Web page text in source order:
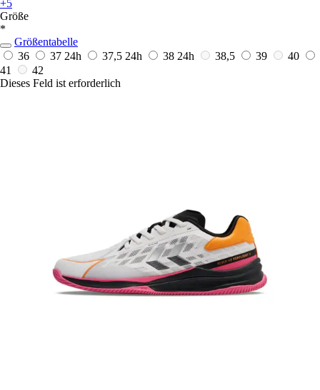
+5
Größe
*
Größentabelle
36
37 24h 37,5 24h 38 24h 38,5 39
40
41
42
Dieses Feld ist erforderlich